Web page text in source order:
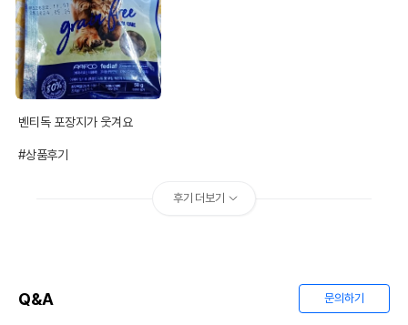
벤티독 포장지가 웃겨요
#상품후기
후기 더보기
Q&A 문의하기